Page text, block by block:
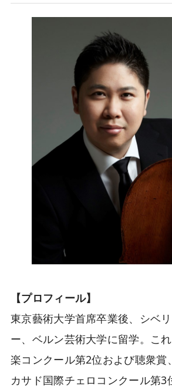
【プロフィール】
東京藝術大学首席卒業後、シベ
ー、ベルン芸術大学に留学。こ
楽コンクール第2位および聴衆賞
カサド国際チェロコンクール第3